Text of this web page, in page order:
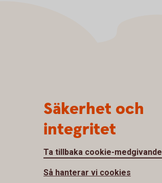
Säkerhet och
integritet
Ta tillbaka cookie-medgivande
Så hanterar vi cookies